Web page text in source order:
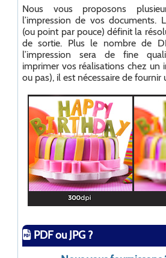
Nous vous proposons
l’impression de vos documents.
(ou point par pouce) définit la
de sortie. Plus le nombre de
l’impression sera de fine
imprimer vos réalisations chez un
ou pas), il est nécessaire de
PDF ou JPG ?